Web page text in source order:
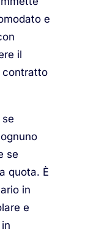
e
il
contratto
se
se
quota. È
in
e